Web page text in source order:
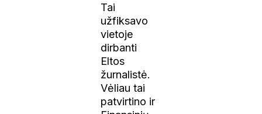
Tai
užfiksavo
vietoje
dirbanti
Eltos
žurnalistė.
Vėliau tai
patvirtino ir